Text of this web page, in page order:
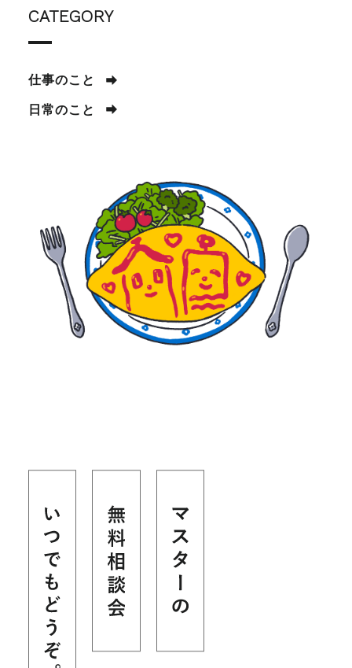
CATEGORY
仕事のこと
日常のこと